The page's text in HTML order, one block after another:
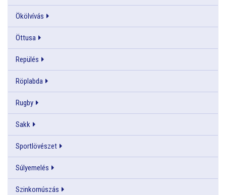
Ökölvívás
Öttusa
Repülés
Röplabda
Rugby
Sakk
Sportlövészet
Súlyemelés
Szinkornúszás